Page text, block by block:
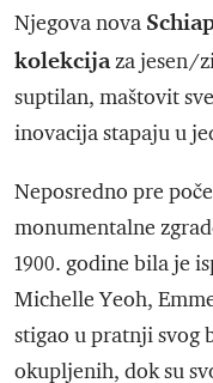
Njegova nova
kolekcijaza jesen/
suptilan, maštovit
inovacija stapaju u
Neposredno pre
monumentalne
1900. godine bila je
Michelle Yeoh,
stigao u pratnji svog
okupljenih, dok su